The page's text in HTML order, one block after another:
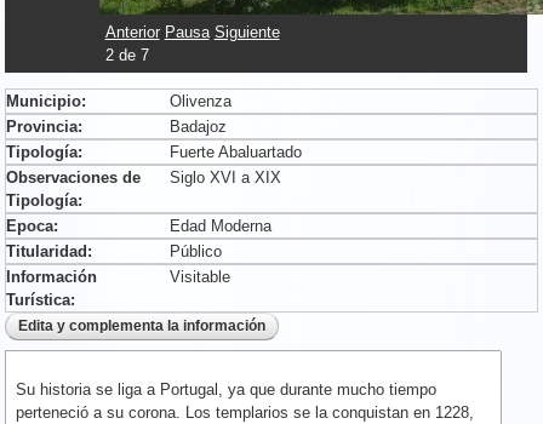
Anterior Pausa Siguiente
2de 7
Municipio:
Olivenza
Provincia:
Badajoz
Tipología:
Fuerte Abaluartado
Observaciones de
Tipología:
Siglo XVI a XIX
Epoca:
Edad Moderna
Titularidad:
Público
Información
Turística:
Visitable
Su historia se liga a Portugal, ya que durante mucho tiempo
perteneció a su corona. Los templarios se la conquistan en 1228,